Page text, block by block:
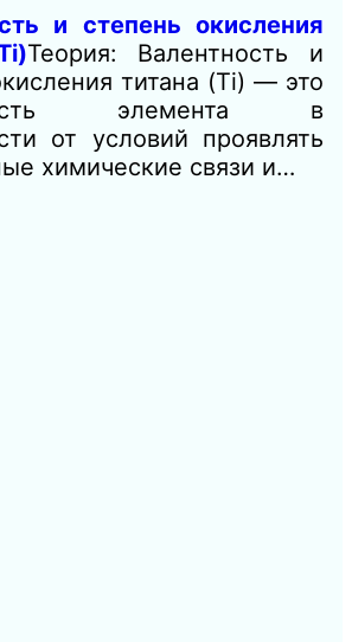
и степень окисления
Теория: Валентность и
титана (Ti) — это
элемента в
от условий проявлять
химические связи и…